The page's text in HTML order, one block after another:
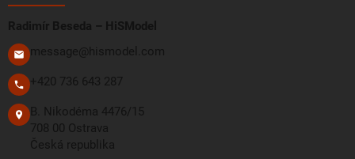
Radimír Beseda – HiSModel
message@hismodel.com
+420 736 643 287
B. Nikodéma 4476/15
708 00 Ostrava
Česká republika